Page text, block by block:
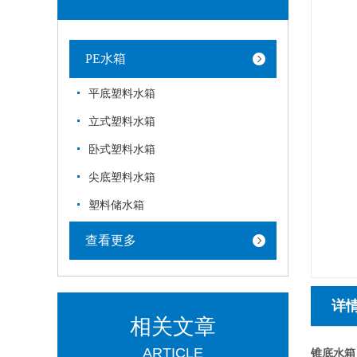
PE水箱
平底塑料水箱
立式塑料水箱
卧式塑料水箱
尖底塑料水箱
塑料储水箱
查看更多
相关文章
ARTICLE
详
锥底水